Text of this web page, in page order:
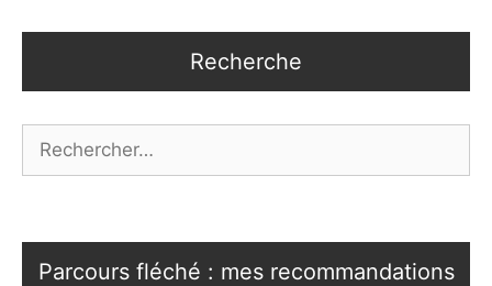
Recherche
Parcours fléché : mes recommandations